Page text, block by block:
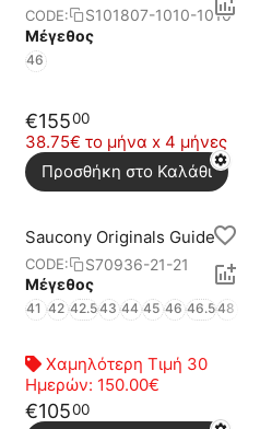
CODE:
S101807-1010-1010
Μέγεθος
46
€15500
38.75€ το μήνα x 4 μήνες
Προσθήκη στο Καλάθι
Saucony Originals Guide 7
CODE:
S70936-21-21
Μέγεθος
41 42 42.543 44 45 46 46.548
Χαμηλότερη Τιμή 30
Ημερών: 150.00€
€10500